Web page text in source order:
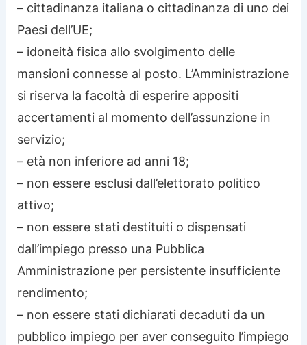
– cittadinanza italiana o cittadinanza di uno dei
Paesi dell’UE;
– idoneità fisica allo svolgimento delle
mansioni connesse al posto. L’Amministrazione
si riserva la facoltà di esperire appositi
accertamenti al momento dell’assunzione in
servizio;
– età non inferiore ad anni 18;
– non essere esclusi dall’elettorato politico
attivo;
– non essere stati destituiti o dispensati
dall’impiego presso una Pubblica
Amministrazione per persistente insufficiente
rendimento;
– non essere stati dichiarati decaduti da un
pubblico impiego per aver conseguito l’impiego